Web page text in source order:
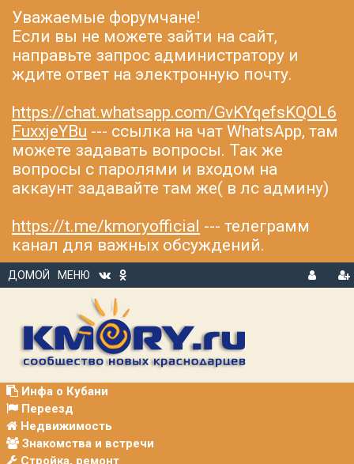
Уважаемые форумчане!
Если вы не можете зайти на сайт,
направьте запрос администратору и
ждите ответ на электронную почту.
https://chat.whatsapp.com/GvKYqefsKQOL6
FuxxjeYBu --- ссылка на чат WhatsApp, там
можете задавать вопросы. Так же
вопросы с паролями и входом на
аккаунт задавайте там же( в лс админу)
https://t.me/kmoryofficial --- телеграмм
канал для важных обсуждений.
ДОМОЙ
МЕНЮ
В
Р
Инфа о Кубани
Переезд
Недвижимость
Знакомства и встречи
Стройка, ремонт